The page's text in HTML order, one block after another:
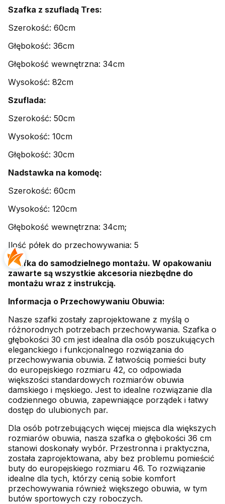
Szafka z szufladą Tres:
Szerokość: 60cm
Głębokość: 36cm
Głębokość wewnętrzna: 34cm
Wysokość: 82cm
Szuflada:
Szerokość: 50cm
Wysokość: 10cm
Głębokość: 30cm
Nadstawka na komodę:
Szerokość: 60cm
Wysokość: 120cm
Głębokość wewnętrzna: 34cm;
Ilość półek do przechowywania: 5
Szafka do samodzielnego montażu. W opakowaniu
zawarte są wszystkie akcesoria niezbędne do
montażu wraz z instrukcją.
Informacja o Przechowywaniu Obuwia:
Nasze szafki zostały zaprojektowane z myślą o
różnorodnych potrzebach przechowywania. Szafka o
głębokości 30 cm jest idealna dla osób poszukujących
eleganckiego i funkcjonalnego rozwiązania do
przechowywania obuwia. Z łatwością pomieści buty
do europejskiego rozmiaru 42, co odpowiada
większości standardowych rozmiarów obuwia
damskiego i męskiego. Jest to idealne rozwiązanie dla
codziennego obuwia, zapewniające porządek i łatwy
dostęp do ulubionych par.
Dla osób potrzebujących więcej miejsca dla większych
rozmiarów obuwia, nasza szafka o głębokości 36 cm
stanowi doskonały wybór. Przestronna i praktyczna,
została zaprojektowana, aby bez problemu pomieścić
buty do europejskiego rozmiaru 46. To rozwiązanie
idealne dla tych, którzy cenią sobie komfort
przechowywania również większego obuwia, w tym
butów sportowych czy roboczych.